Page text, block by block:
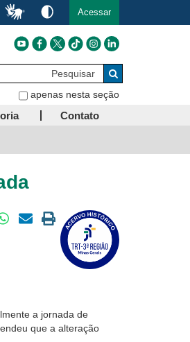
Acessar
Pesquisar
Buscar
apenas nesta seção
Contato
Compartilhar
Imprimir
página
a jornada de
que a alteração